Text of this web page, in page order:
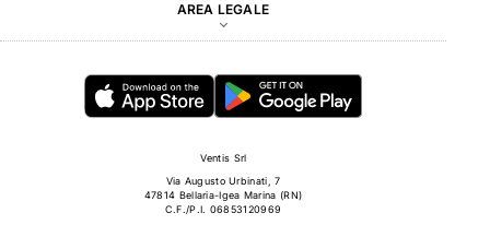
AREA LEGALE
Ventis Srl
Via Augusto Urbinati, 7
47814 Bellaria-Igea Marina (RN)
C.F./P.I. 06853120969